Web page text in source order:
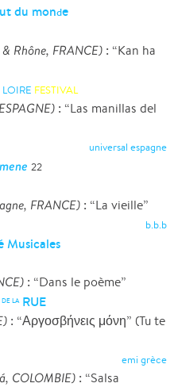
du monde
Rhône, FRANCE) : “Kan ha
LOIRE FESTIVAL
: “Las manillas del
universal espagne
22
FRANCE) : “La vieille”
b.b.b
Musicales
: “Dans le poème”
DE LARUE
: “Αργοσβήνεις μόνη” (Tu te
emi grèce
COLOMBIE) : “Salsa